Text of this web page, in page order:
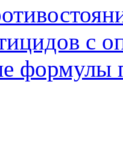
с
формулы